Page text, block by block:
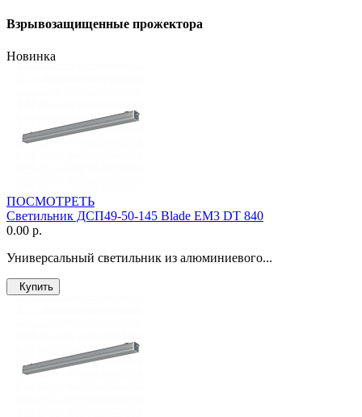
Взрывозащищенные прожектора
Новинка
ПОСМОТРЕТЬ
Светильник ДСП49-50-145 Blade EM3 DT 840
0.00 р.
Универсальный светильник из алюминиевого...
Купить